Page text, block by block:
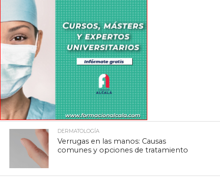
DERMATOLOGÍA
Verrugas en las manos: Causas
comunes y opciones de tratamiento